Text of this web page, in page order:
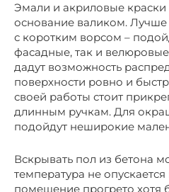
Эмали и акриловые краски
основание валиком.
с коротким ворсом –
фасадные, так и
дадут возможность
поверхности ровно и
своей работы стоит
длинным ручкам. Для
подойдут неширокие
Вскрывать пол из бетона
температура не
помещение прогрето хотя